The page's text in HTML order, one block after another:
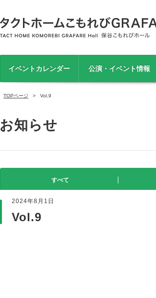
イベントカレンダー 公演・イベント情報
TOPページ Vol.9
お知らせ
すべて
2024年8月1日
Vol.9